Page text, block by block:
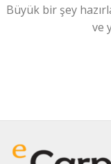
Büyük bir şey
ve